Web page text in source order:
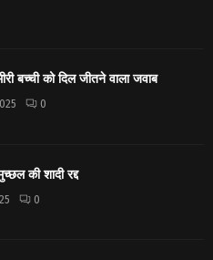
बच्ची को दिल जीतने वाला जवाब
0
की शादी रद्द
0